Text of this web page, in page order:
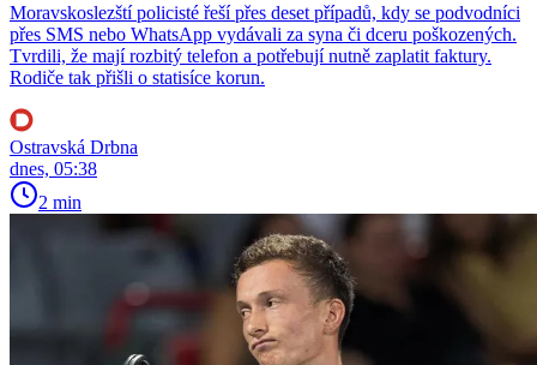
Moravskoslezští policisté řeší přes deset případů, kdy se podvodníci
přes SMS nebo WhatsApp vydávali za syna či dceru poškozených.
Tvrdili, že mají rozbitý telefon a potřebují nutně zaplatit faktury.
Rodiče tak přišli o statisíce korun.
Ostravská Drbna
dnes, 05:38
2 min